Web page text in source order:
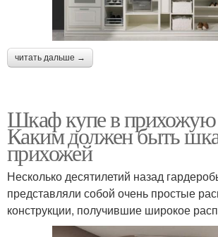
читать дальше →
Шкаф купе в прихожую
Каким должен быть
прихожей
Несколько десятилетий назад
представляли собой очень простые
конструкции, получившие широкое